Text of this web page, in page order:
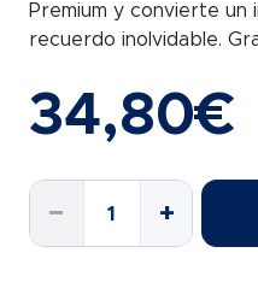
Premium y convierte un
recuerdo inolvidable.
34,80€
−
Cerveza
Polar
+